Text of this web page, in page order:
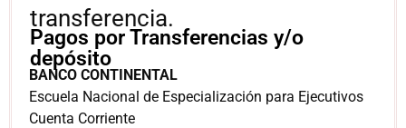
transferencia.
BANCO CONTINENTAL
Escuela Nacional de Especialización para Ejecutivos
Cuenta Corriente
Pagos por Transferencias y/o
depósito